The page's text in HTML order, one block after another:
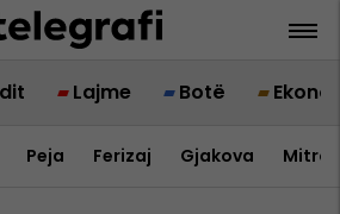
Lajme Botë
Peja Ferizaj Gjakova